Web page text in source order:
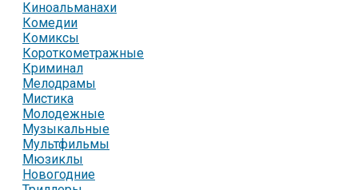
Киноальманахи
Комедии
Комиксы
Короткометражные
Криминал
Мелодрамы
Мистика
Молодежные
Музыкальные
Мультфильмы
Мюзиклы
Новогодние